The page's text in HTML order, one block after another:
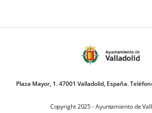
Plaza Mayor, 1. 47001 Valladolid, España.
Copyright 2025 - Ayuntamiento de